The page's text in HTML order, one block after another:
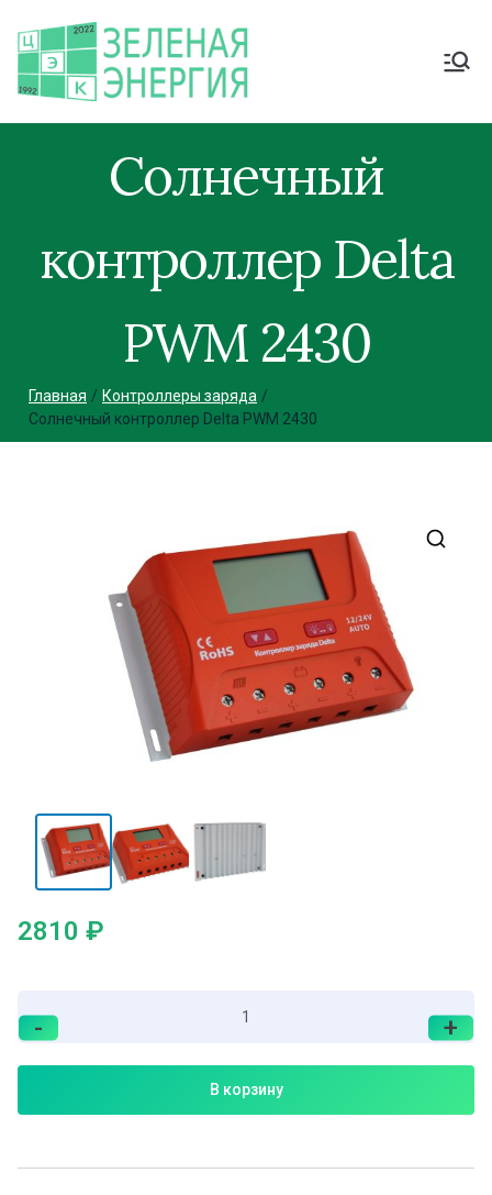
Солнечный
контроллер Delta
PWM 2430
Главная
Контроллеры заряда
Солнечный контроллер Delta PWM 2430
2810 ₽
- +
В корзину